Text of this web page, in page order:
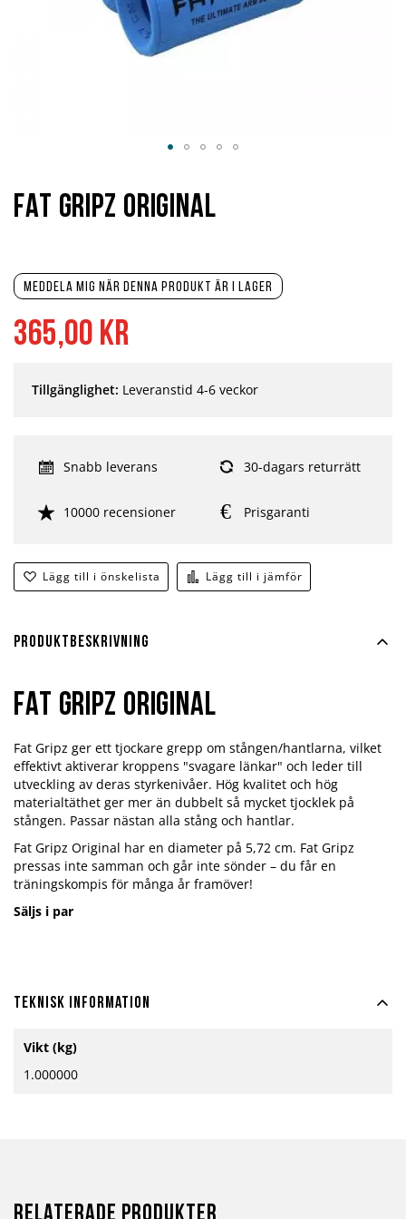
365,00 kr
Meddela mig när denna produkt är i lager
Lägg till i önskelista Lägg till i jämför
Tillgänglighet: Leveranstid 4-6 veckor
Snabb leverans 30-dagars returrätt
10000 recensioner Prisgaranti
Fat Gripz Original
början
av
Produktbeskrivning
Fat Gripz Original
Fat Gripz ger ett tjockare grepp om stången/hantlarna, vilket
effektivt aktiverar kroppens "svagare länkar" och leder till
utveckling av deras styrkenivåer. Hög kvalitet och hög
materialtäthet ger mer än dubbelt så mycket tjocklek på
stången. Passar nästan alla stång och hantlar.
Fat Gripz Original har en diameter på 5,72 cm. Fat Gripz
pressas inte samman och går inte sönder – du får en
träningskompis för många år framöver!
Säljs i par
Teknisk information
information
Vikt (kg)
1.000000